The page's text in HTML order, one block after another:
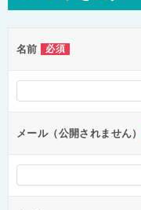
ビ
ー
シ
ン
名前 必須
メール（公開されません）